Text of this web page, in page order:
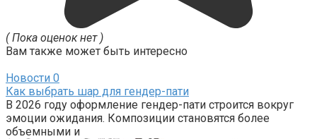
( Пока оценок нет )
Вам также может быть интересно
Новости 0
Как выбрать шар для гендер-пати
В 2026 году оформление гендер-пати строится вокруг
эмоции ожидания. Композиции становятся более
объемными и